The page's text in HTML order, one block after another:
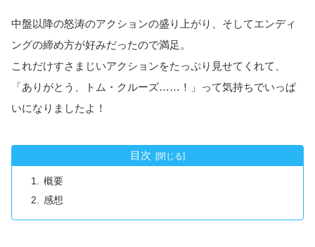
中盤以降の怒涛のアクションの盛り上がり、そしてエンディ
ングの締め方が好みだったので満足。
これだけすさまじいアクションをたっぷり見せてくれて、
「ありがとう、トム・クルーズ……！」って気持ちでいっぱ
いになりましたよ！
目次
概要
感想